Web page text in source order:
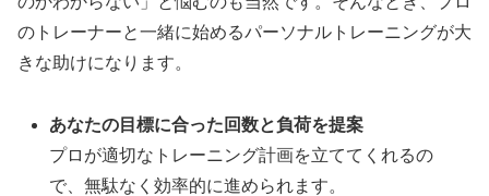
のトレーナーと一緒に始めるパーソナルトレーニングが大
きな助けになります。
あなたの目標に合った回数と負荷を提案
プロが適切なトレーニング計画を立ててくれるの
で、無駄なく効率的に進められます。